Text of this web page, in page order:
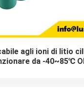
agli ioni di litio
da -40~85℃